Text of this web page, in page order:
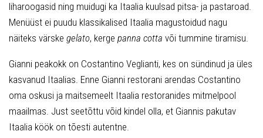
liharoogasid ning muidugi ka Itaalia kuulsad pitsa- ja pastaroad.
Menüüst ei puudu klassikalised Itaalia magustoidud nagu
näiteks värske gelato, kerge panna cotta või tummine tiramisu.
Gianni peakokk on Costantino Veglianti, kes on sündinud ja üles
kasvanud Itaalias. Enne Gianni restorani arendas Costantino
oma oskusi ja maitsemeelt Itaalia restoranides mitmelpool
maailmas. Just seetõttu võid kindel olla, et Giannis pakutav
Itaalia köök on tõesti autentne.